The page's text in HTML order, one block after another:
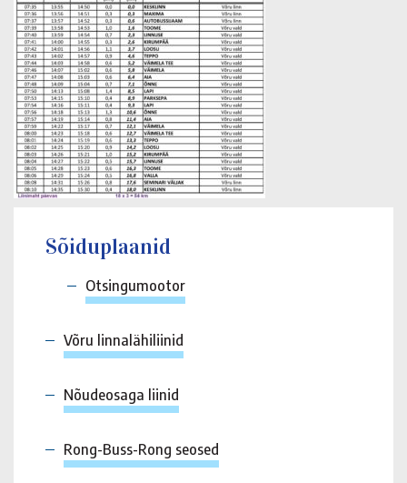
Sõiduplaanid
Otsingumootor
Võru linnalähiliinid
Nõudeosaga liinid
Rong-Buss-Rong seosed